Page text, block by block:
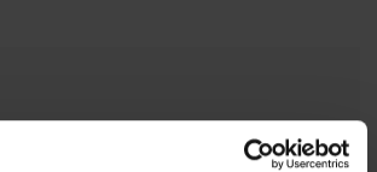
Marketing